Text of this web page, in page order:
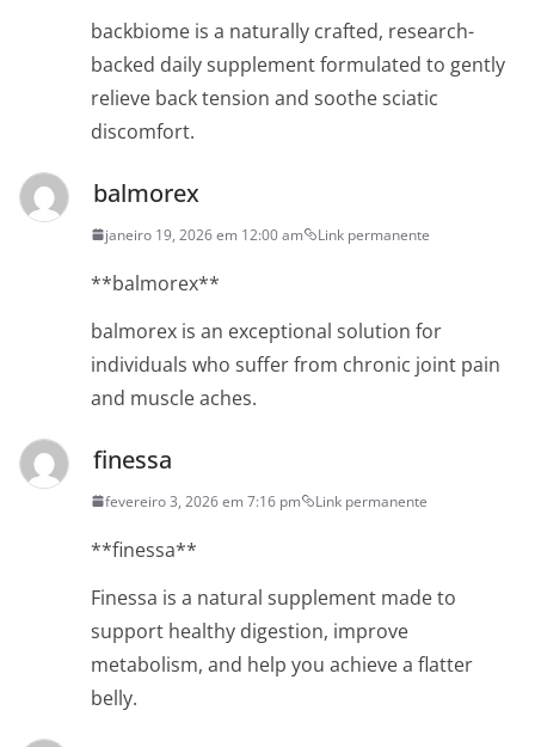
backbiome is a naturally crafted, research-
backed daily supplement formulated to gently
relieve back tension and soothe sciatic
discomfort.
balmorex
janeiro 19, 2026 em 12:00 am Link permanente
**balmorex**
balmorex is an exceptional solution for
individuals who suffer from chronic joint pain
and muscle aches.
finessa
fevereiro 3, 2026 em 7:16 pm Link permanente
**finessa**
Finessa is a natural supplement made to
support healthy digestion, improve
metabolism, and help you achieve a flatter
belly.